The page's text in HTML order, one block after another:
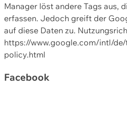
Manager löst andere Tags aus,
erfassen. Jedoch greift der
auf diese Daten zu.
https://www.google.com/intl/
policy.html
Facebook